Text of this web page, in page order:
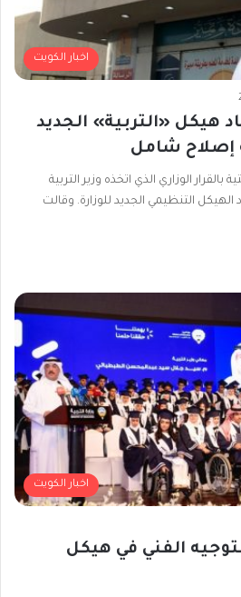
اخبار الكويت
هيكل «التربية» الجديد
إصلاح شامل
الوزاري الذي اتخذه وزير التربية
التنظيمي الجديد للوزارة. وقالت
اخبار الكويت
الفني في هيكل